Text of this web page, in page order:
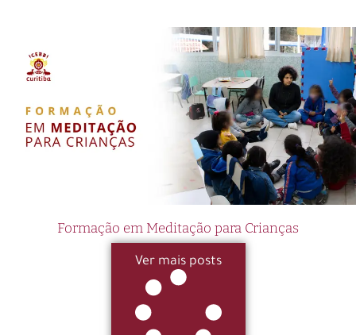
Formação em Meditação para Crianças
Ver mais posts